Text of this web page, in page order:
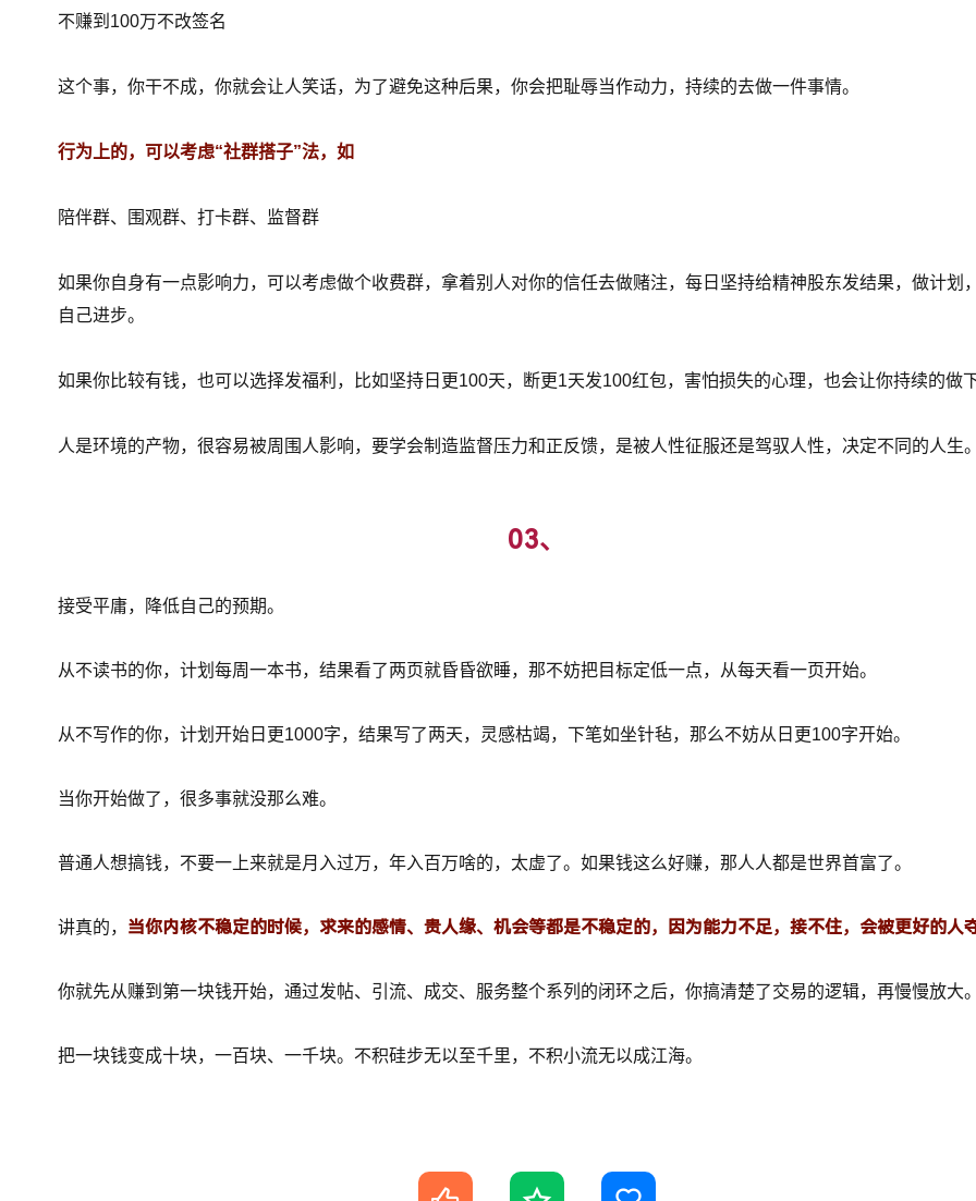
不赚到100万不改签名
这个事，你干不成，你就会让人笑话，为了避免这种后果，你会把耻辱当作动力，持续的去做一件事情。
行为上的，可以考虑“社群搭子”法，如
陪伴群、围观群、打卡群、监督群
如果你自身有一点影响力，可以考虑做个收费群，拿着别人对你的信任去做赌注，每日坚持给精神股东发结果，做计划
自己进步。
如果你比较有钱，也可以选择发福利，比如坚持日更100天，断更1天发100红包，害怕损失的心理，也会让你持续的做
人是环境的产物， 很容易被周围人影响，要学会制造监督压力和正反馈，是被人性征服还是驾驭人性，决定不同的人生
03、
接受平庸，降低自己的预期。
从不读书的你，计划每周一本书，结果看了两页就昏昏欲睡，那不妨把目标定低一点，从每天看一页开始。
从不写作的你，计划开始日更1000字，结果写了两天，灵感枯竭，下笔如坐针毡，那么不妨从日更100字开始。
当你开始做了，很多事就没那么难。
普通人想搞钱，不要一上来就是月入过万，年入百万啥的，太虚了。如果钱这么好赚，那人人都是世界首富了。
讲真的， 当你内核不稳定的时候，求来的感情、贵人缘、机会等都是不稳定的，因为能力不足，接不住，会被更好的人
你就先从赚到第一块钱开始，通过发帖、引流、成交、服务整个系列的闭环之后，你搞清楚了交易的逻辑，再慢慢放大
把一块钱变成十块，一百块、一千块。 不积硅步无以至千里，不积小流无以成江海。